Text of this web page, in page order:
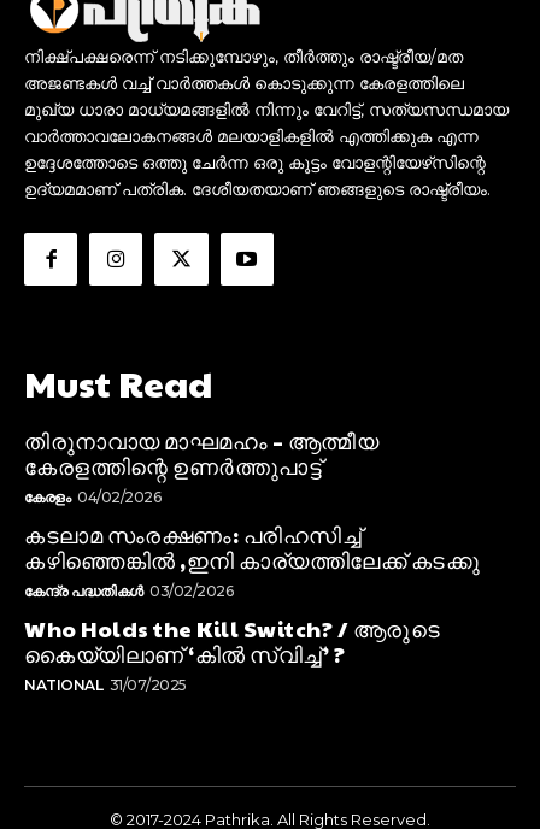
നിക്ഷ്പക്ഷരെന്ന് നടിക്കുമ്പോഴും, തീർത്തും രാഷ്ട്രീയ/മത
അജണ്ടകൾ വച്ച് വാർത്തകൾ കൊടുക്കുന്ന കേരളത്തിലെ
മുഖ്യ ധാരാ മാധ്യമങ്ങളിൽ നിന്നും വേറിട്ട്, സത്യസന്ധമായ
വാർത്താവലോകനങ്ങൾ മലയാളികളിൽ എത്തിക്കുക എന്ന
ഉദ്ദേശത്തോടെ ഒത്തു ചേർന്ന ഒരു കൂട്ടം വോളന്റിയേഴ്‌സിന്റെ
ഉദ്യമമാണ് പത്രിക. ദേശീയതയാണ് ഞങ്ങളുടെ രാഷ്ട്രീയം.
Must Read
തിരുനാവായ മാഘമഹം – ആത്മീയ
കേരളത്തിന്റെ ഉണർത്തുപാട്ട്
കേരളം 04/02/2026
കടലാമ സംരക്ഷണം: പരിഹസിച്ച്
കഴിഞ്ഞെങ്കിൽ ,ഇനി കാര്യത്തിലേക്ക് കടക്കു
കേന്ദ്ര പദ്ധതികൾ 03/02/2026
Who Holds the Kill Switch? / ആരുടെ
കൈയ്യിലാണ് ‘കിൽ സ്വിച്ച്’ ?
NATIONAL 31/07/2025
© 2017-2024 Pathrika. All Rights Reserved.